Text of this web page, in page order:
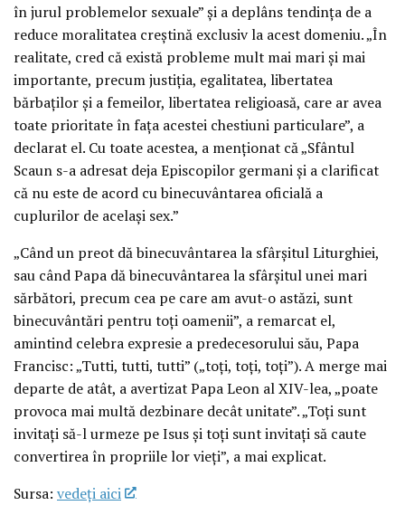
în jurul problemelor sexuale” și a deplâns tendința de a
reduce moralitatea creștină exclusiv la acest domeniu. „În
realitate, cred că există probleme mult mai mari și mai
importante, precum justiția, egalitatea, libertatea
bărbaților și a femeilor, libertatea religioasă, care ar avea
toate prioritate în fața acestei chestiuni particulare”, a
declarat el. Cu toate acestea, a menționat că „Sfântul
Scaun s-a adresat deja Episcopilor germani și a clarificat
că nu este de acord cu binecuvântarea oficială a
cuplurilor de același sex.”
„Când un preot dă binecuvântarea la sfârșitul Liturghiei,
sau când Papa dă binecuvântarea la sfârșitul unei mari
sărbători, precum cea pe care am avut-o astăzi, sunt
binecuvântări pentru toți oamenii”, a remarcat el,
amintind celebra expresie a predecesorului său, Papa
Francisc: „Tutti, tutti, tutti” („toți, toți, toți”). A merge mai
departe de atât, a avertizat Papa Leon al XIV-lea, „poate
provoca mai multă dezbinare decât unitate”. „Toți sunt
invitați să-l urmeze pe Isus și toți sunt invitați să caute
convertirea în propriile lor vieți”, a mai explicat.
Sursa: vedeţi aici